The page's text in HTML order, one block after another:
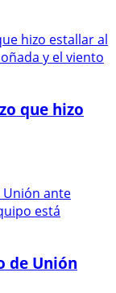
que hizo
de Unión